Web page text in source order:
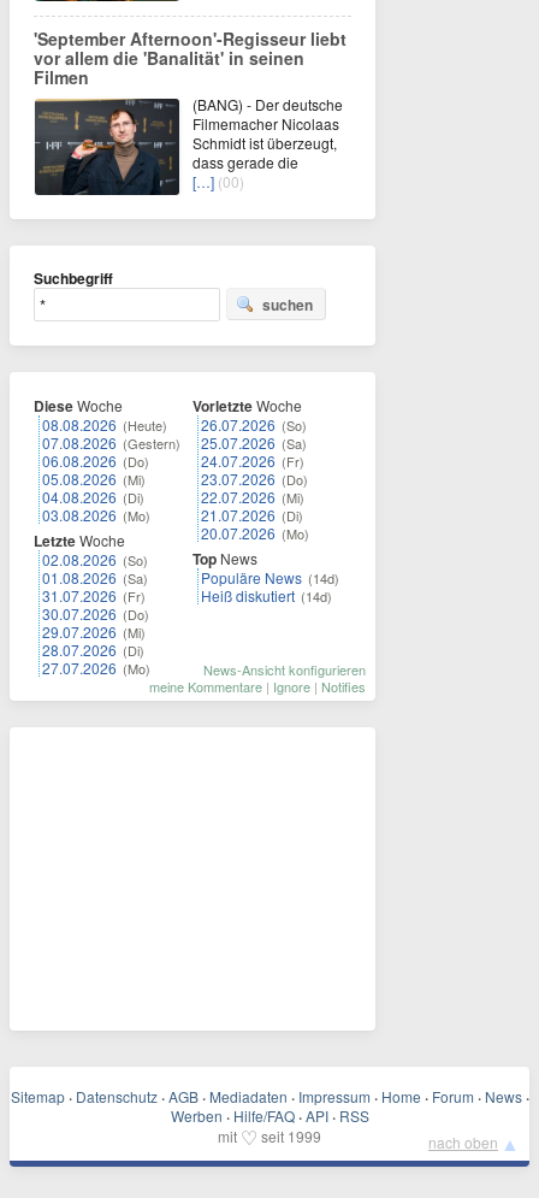
'September Afternoon'-Regisseur liebt
vor allem die 'Banalität' in seinen
Filmen
(BANG) - Der deutsche
Filmemacher Nicolaas
Schmidt ist überzeugt,
dass gerade die
[…] (00)
Suchbegriff
suchen
DieseWoche
08.08.2026 (Heute)
07.08.2026 (Gestern)
06.08.2026 (Do)
05.08.2026 (Mi)
04.08.2026 (Di)
03.08.2026 (Mo)
LetzteWoche
02.08.2026 (So)
01.08.2026 (Sa)
31.07.2026 (Fr)
30.07.2026 (Do)
29.07.2026 (Mi)
28.07.2026 (Di)
27.07.2026 (Mo)
VorletzteWoche
26.07.2026 (So)
25.07.2026 (Sa)
24.07.2026 (Fr)
23.07.2026 (Do)
22.07.2026 (Mi)
21.07.2026 (Di)
20.07.2026 (Mo)
Top News
Populäre News (14d)
Heiß diskutiert (14d)
News-Ansicht konfigurieren
meine Kommentare | Ignore | Notifies
Sitemap · Datenschutz · AGB · Mediadaten · Impressum · Home · Forum · News ·
Werben · Hilfe/FAQ · API · RSS
mit ♡ seit 1999 nach oben ▲